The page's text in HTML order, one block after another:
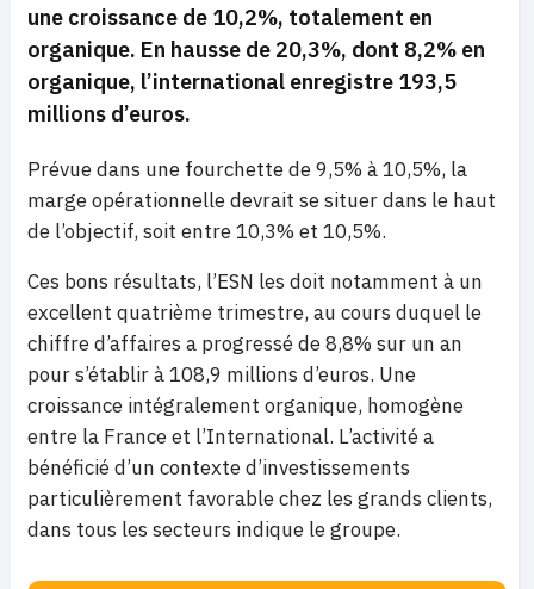
une croissance de 10,2%, totalement en
organique. En hausse de 20,3%, dont 8,2% en
organique, l’international enregistre 193,5
millions d’euros.
Prévue dans une fourchette de 9,5% à 10,5%, la
marge opérationnelle devrait se situer dans le haut
de l’objectif, soit entre 10,3% et 10,5%.
Ces bons résultats, l’ESN les doit notamment à un
excellent quatrième trimestre, au cours duquel le
chiffre d’affaires a progressé de 8,8% sur un an
pour s’établir à 108,9 millions d’euros. Une
croissance intégralement organique, homogène
entre la France et l’International. L’activité a
bénéficié d’un contexte d’investissements
particulièrement favorable chez les grands clients,
dans tous les secteurs indique le groupe.